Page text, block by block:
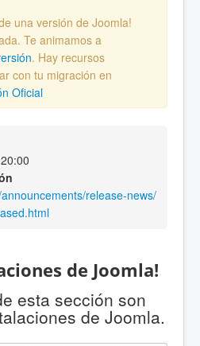
una versión de Joomla!
Te animamos a
. Hay recursos
con tu migración en
Oficial
release-news/
de Joomla!
esta sección son
de Joomla.